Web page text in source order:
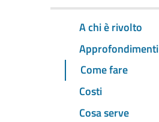
A chi è rivolto
Approfondimenti
Come fare
Costi
Cosa serve